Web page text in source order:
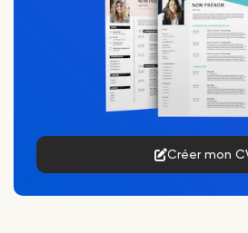
Créer mon